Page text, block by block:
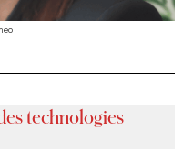
technologies